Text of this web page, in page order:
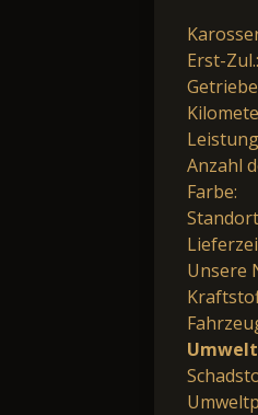
Erst-Zul.:
Anzahl
Farbe:
Unsere